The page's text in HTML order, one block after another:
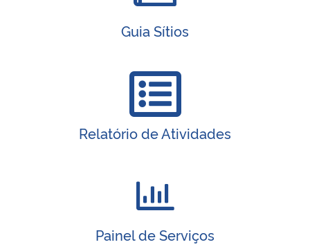
Guia Sítios
Relatório de Atividades
Painel de Serviços